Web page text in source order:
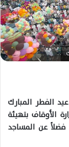
صلاة عيد الفطر المبارك
الأوقاف بتهيئة
فضلاً عن المساجد